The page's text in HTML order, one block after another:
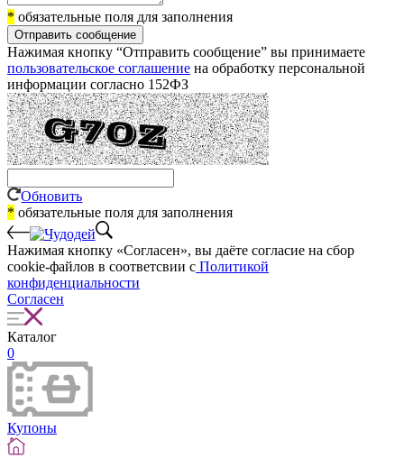
* обязательные поля для заполнения
Отправить сообщение
Нажимая кнопку “Отправить сообщение” вы принимаете
пользовательское соглашение на обработку персональной
информации согласно 152ФЗ
Обновить
* обязательные поля для заполнения
Нажимая кнопку «Согласен», вы даёте cогласие на сбор
cookie-файлов в соответсвии с Политикой
конфиденциальности
Согласен
Каталог
0
Купоны